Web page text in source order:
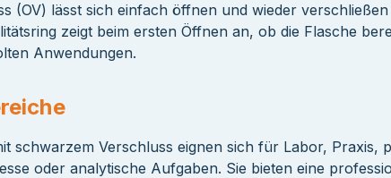
(OV) lässt sich einfach öffnen und wieder
zeigt beim ersten Öffnen an, ob die Flasche
Anwendungen.
schwarzem Verschluss eignen sich für Labor, Praxis,
oder analytische Aufgaben. Sie bieten eine